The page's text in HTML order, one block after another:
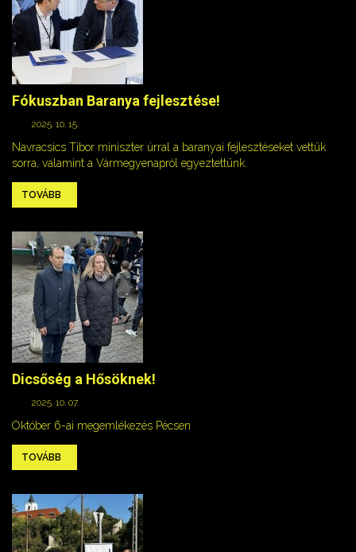
Fókuszban Baranya fejlesztése!
2025. 10. 15.
Navracsics Tibor miniszter úrral a baranyai fejlesztéseket vettük
sorra, valamint a Vármegyenapról egyeztettünk.
TOVÁBB
Dicsőség a Hősöknek!
2025. 10. 07.
Október 6-ai megemlékezés Pécsen
TOVÁBB